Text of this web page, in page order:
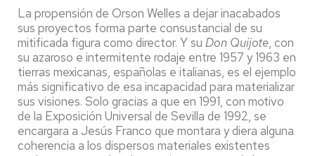
La propensión de Orson Welles a dejar inacabados
sus proyectos forma parte consustancial de su
mitificada figura como director. Y su Don Quijote, con
su azaroso e intermitente rodaje entre 1957 y 1963 en
tierras mexicanas, españolas e italianas, es el ejemplo
más significativo de esa incapacidad para materializar
sus visiones. Solo gracias a que en 1991, con motivo
de la Exposición Universal de Sevilla de 1992, se
encargara a Jesús Franco que montara y diera alguna
coherencia a los dispersos materiales existentes